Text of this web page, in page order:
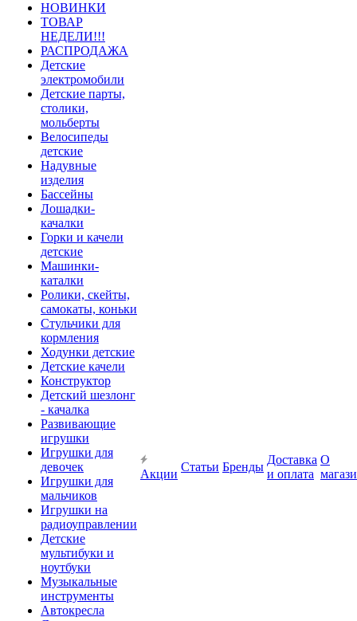
НОВИНКИ
ТОВАР
НЕДЕЛИ!!!
РАСПРОДАЖА
Детские
электромобили
Детские парты,
столики,
мольберты
Велосипеды
детские
Надувные
изделия
Бассейны
Лошадки-
качалки
Горки и качели
детские
Машинки-
каталки
Ролики, скейты,
самокаты, коньки
Стульчики для
кормления
Ходунки детские
Детские качели
Конструктор
Детский шезлонг
- качалка
Развивающие
игрушки
Игрушки для
девочек
Игрушки для
мальчиков
Игрушки на
радиоуправлении
Детские
мультибуки и
ноутбуки
Музыкальные
инструменты
Автокресла
Акции
Статьи Бренды
Доставка
и оплата
О